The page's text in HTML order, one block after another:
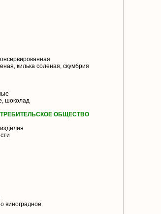
килька соленая, скумбрия
шоколад
ОБЩЕСТВО
виноградное